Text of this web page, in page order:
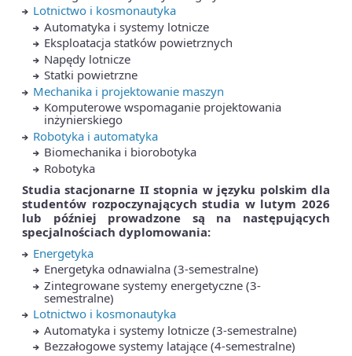
Lotnictwo i kosmonautyka
Automatyka i systemy lotnicze
Eksploatacja statków powietrznych
Napędy lotnicze
Statki powietrzne
Mechanika i projektowanie maszyn
Komputerowe wspomaganie projektowania
inżynierskiego
Robotyka i automatyka
Biomechanika i biorobotyka
Robotyka
Studia stacjonarne II stopnia w języku polskim dla
studentów rozpoczynających studia w lutym 2026
lub później prowadzone są na następujących
specjalnościach dyplomowania:
Energetyka
Energetyka odnawialna (3-semestralne)
Zintegrowane systemy energetyczne (3-
semestralne)
Lotnictwo i kosmonautyka
Automatyka i systemy lotnicze (3-semestralne)
Bezzałogowe systemy latające (4-semestralne)